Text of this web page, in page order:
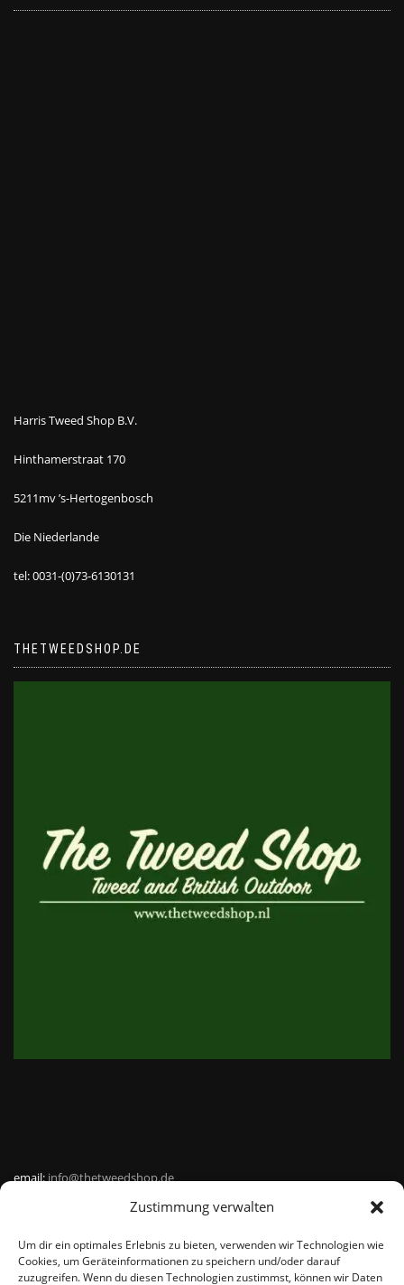
Zustimmung verwalten
Um dir ein optimales Erlebnis zu bieten, verwenden wir Technologien wie
Cookies, um Geräteinformationen zu speichern und/oder darauf
zuzugreifen. Wenn du diesen Technologien zustimmst, können wir Daten
Harris Tweed Shop B.V.
Hinthamerstraat 170
5211mv ’s-Hertogenbosch
Die Niederlande
tel: 0031-(0)73-6130131
THETWEEDSHOP.DE
email:info@thetweedshop.de
Kvk Nummer: 88959732
MWSnr: NL864836247B01